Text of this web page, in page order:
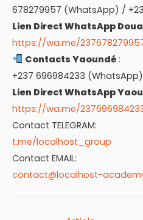
678279957 (WhatsApp) /
Lien Direct WhatsApp
https://wa.me/
Contacts Yaoundé :
+237 696984233
Lien Direct WhatsApp
https://wa.me/
Contact TELEGRAM:
t.me/localhost_group
Contact EMAIL:
contact@localhost-